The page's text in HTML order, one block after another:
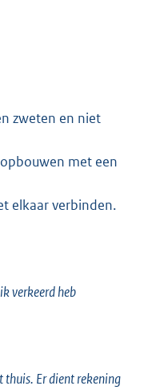
zweten en niet
met een
elkaar verbinden.
verkeerd heb
Er dient rekening